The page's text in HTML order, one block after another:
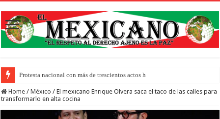
Protesta nacional con más de trescientos actos honra a inmigrantes muertos y
Home / México / El mexicano Enrique Olvera saca el taco de las calles para
transformarlo en alta cocina